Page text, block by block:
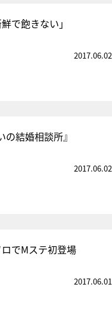
で飽きない」
2017.06.02
結婚相談所』
2017.06.02
でMステ初登場
2017.06.01